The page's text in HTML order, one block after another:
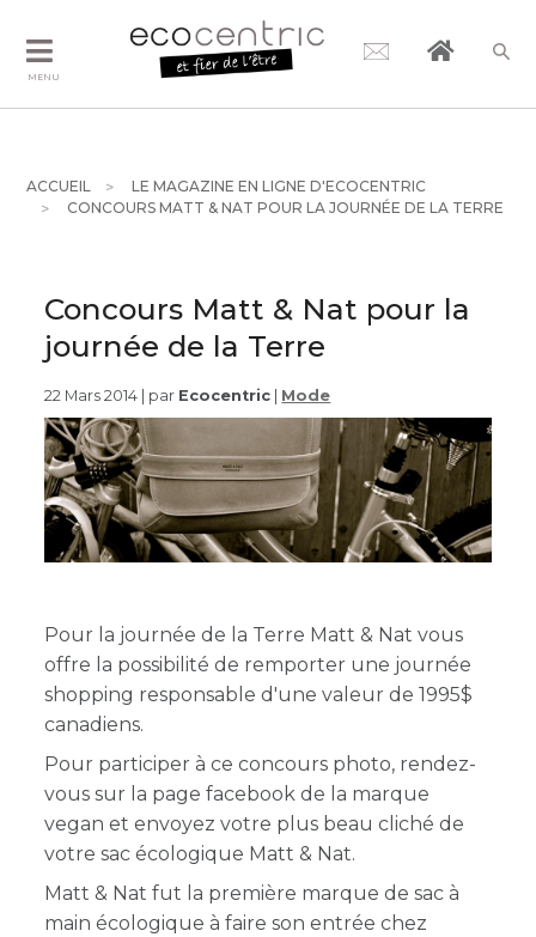
MENU
ACCUEIL
LE MAGAZINE EN LIGNE D'ECOCENTRIC
CONCOURS MATT & NAT POUR LA JOURNÉE DE LA TERRE
Concours Matt & Nat pour la
journée de la Terre
22 Mars 2014 | par Ecocentric Mode
Pour la journée de la Terre Matt & Nat vous
offre la possibilité de remporter une journée
shopping responsable d'une valeur de 1995$
canadiens.
Pour participer à ce concours photo, rendez-
vous sur la page facebook de la marque
vegan et envoyez votre plus beau cliché de
votre sac écologique Matt & Nat.
Matt & Nat fut la première marque de sac à
main écologique à faire son entrée chez